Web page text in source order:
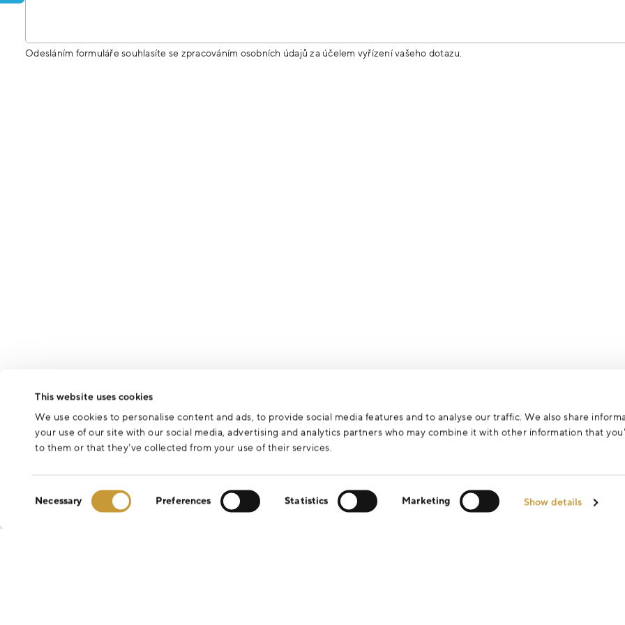
This website uses cookies
We use cookies to personalise content and ads, to provide social media features and to analyse our traffic. We also share
your use of our site with our social media, advertising and analytics partners who may combine it with other information that
to them or that they’ve collected from your use of their services.
Necessary Preferences Statistics Marketing Show details
Odesláním formuláře souhlasíte se zpracováním osobních údajů za účelem vyřízení vašeho dotazu.